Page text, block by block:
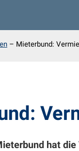
– Mieterbund:
hat